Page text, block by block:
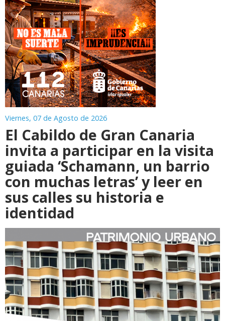
Viernes, 07 de Agosto de 2026
El Cabildo de Gran Canaria
invita a participar en la visita
guiada ‘Schamann, un barrio
con muchas letras’ y leer en
sus calles su historia e
identidad